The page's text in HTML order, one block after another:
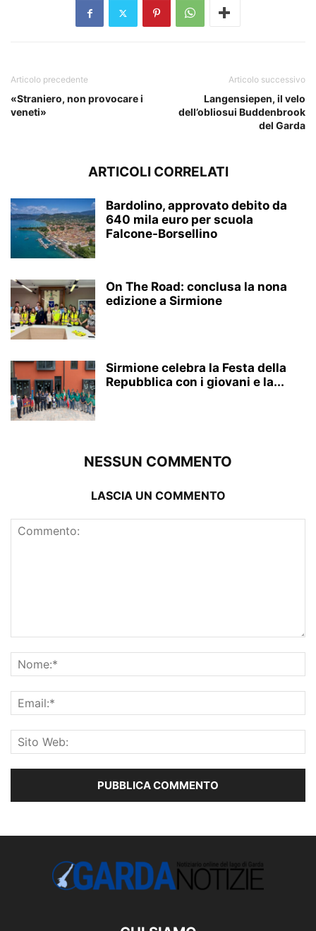
Articolo precedente
«Straniero, non provocare i
veneti»
Articolo successivo
Langensiepen, il velo
dell’obliosui Buddenbrook
del Garda
ARTICOLI CORRELATI
Bardolino, approvato debito da
640 mila euro per scuola
Falcone-Borsellino
On The Road: conclusa la nona
edizione a Sirmione
Sirmione celebra la Festa della
Repubblica con i giovani e la...
NESSUN COMMENTO
LASCIA UN COMMENTO